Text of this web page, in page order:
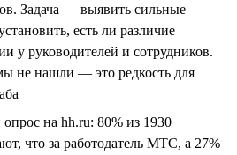
Задача — выявить сильные
есть ли различие
у руководителей и сотрудников.
не нашли — это редкость для
на hh.ru: 80% из 1930
что за работодатель МТС, а 27%